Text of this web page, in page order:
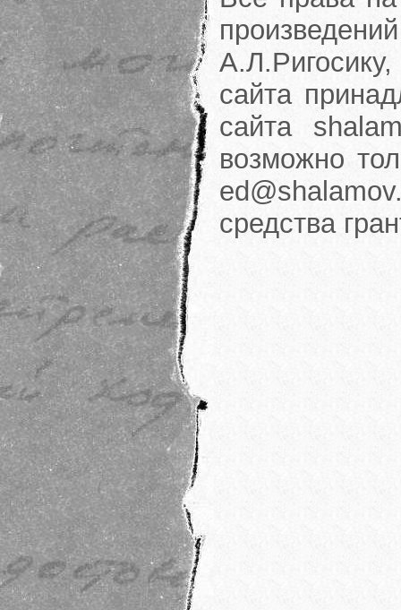
сайта
сайта
возможно
средства